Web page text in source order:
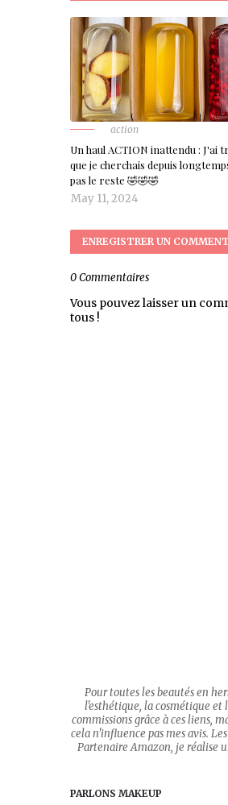
action
Un haul ACTION inattendu : J'ai
que je cherchais depuis
pas le reste 🤣🤣🤣
May 11, 2024
ENREGISTRER UN
0 Commentaires
Vous pouvez laisser un
tous !
Pour toutes les beautés en
l'esthétique, la cosmétique et
commissions grâce à ces liens,
cela n'influence pas mes avis.
Partenaire Amazon, je réalise
PARLONS MAKEUP